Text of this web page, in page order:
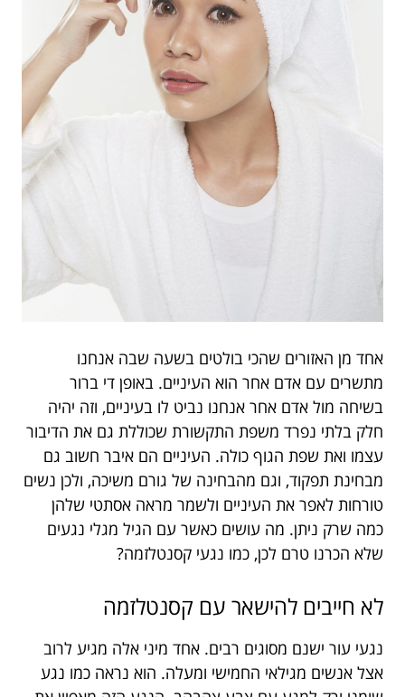
אחד מן האזורים שהכי בולטים בשעה שבה אנחנו
מתשרים עם אדם אחר הוא העיניים. באופן די ברור
בשיחה מול אדם אחר אנחנו נביט לו בעיניים, וזה יהיה
חלק בלתי נפרד משפת התקשורת שכוללת גם את הדיבור
עצמו ואת שפת הגוף כולה. העיניים הם איבר חשוב גם
מבחינת תפקוד, וגם מהבחינה של גורם משיכה, ולכן נשים
טורחות לאפר את העיניים ולשמר מראה אסתטי שלהן
כמה שרק ניתן. מה עושים כאשר עם הגיל מגלי נגעים
שלא הכרנו טרם לכן, כמו נגעי קסנטלזמה?
לא חייבים להישאר עם קסנטלזמה
נגעי עור ישנם מסוגים רבים. אחד מיני אלה מגיע לרוב
אצל אנשים מגילאי החמישי ומעלה. הוא נראה כמו נגע